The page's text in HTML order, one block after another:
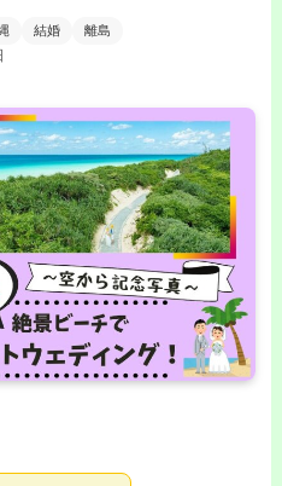
結婚 離島